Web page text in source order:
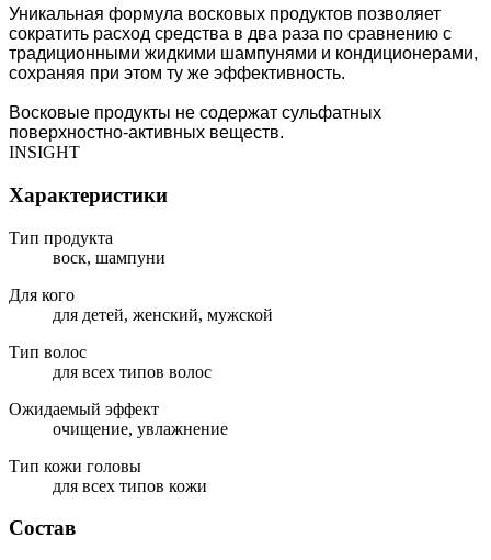
Уникальная формула восковых продуктов позволяет
сократить расход средства в два раза по сравнению с
традиционными жидкими шампунями и кондиционерами,
сохраняя при этом ту же эффективность.
Восковые продукты не содержат сульфатных
поверхностно-активных веществ.
INSIGHT
Характеристики
Тип продукта
воск, шампуни
Для кого
для детей, женский, мужской
Тип волос
для всех типов волос
Ожидаемый эффект
очищение, увлажнение
Тип кожи головы
для всех типов кожи
Состав